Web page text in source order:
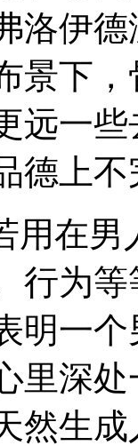
洛伊
景下
远一
德上
用在
行为
明一
里深
然生